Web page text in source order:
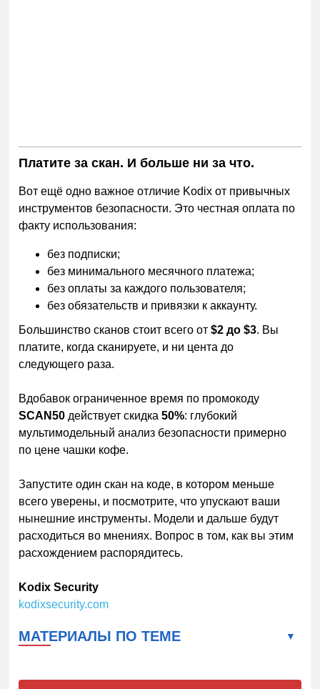
Платите за скан. И больше ни за что.
Вот ещё одно важное отличие Kodix от привычных
инструментов безопасности. Это честная оплата по
факту использования:
без подписки;
без минимального месячного платежа;
без оплаты за каждого пользователя;
без обязательств и привязки к аккаунту.
Большинство сканов стоит всего от$2 до $3. Вы
платите, когда сканируете, и ни цента до
следующего раза.
Вдобавок ограниченное время по промокоду
SCAN50 действует скидка50%: глубокий
мультимодельный анализ безопасности примерно
по цене чашки кофе.
Запустите один скан на коде, в котором меньше
всего уверены, и посмотрите, что упускают ваши
нынешние инструменты. Модели и дальше будут
расходиться во мнениях. Вопрос в том, как вы этим
расхождением распорядитесь.
Kodix Security
kodixsecurity.com
МАТЕРИАЛЫ ПО ТЕМЕ